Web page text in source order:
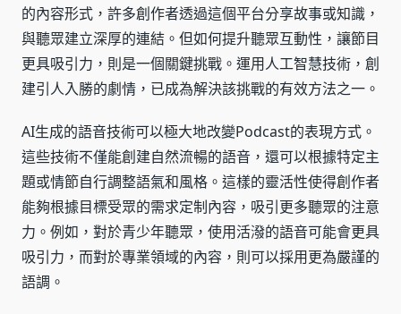
的內容形式，許多創作者透過這個平台分享故事或知識，
與聽眾建立深厚的連結。但如何提升聽眾互動性，讓節目
更具吸引力，則是一個關鍵挑戰。運用人工智慧技術，創
建引人入勝的劇情，已成為解決該挑戰的有效方法之一。
AI生成的語音技術可以極大地改變Podcast的表現方式。
這些技術不僅能創建自然流暢的語音，還可以根據特定主
題或情節自行調整語氣和風格。這樣的靈活性使得創作者
能夠根據目標受眾的需求定制內容，吸引更多聽眾的注意
力。例如，對於青少年聽眾，使用活潑的語音可能會更具
吸引力，而對於專業領域的內容，則可以採用更為嚴謹的
語調。